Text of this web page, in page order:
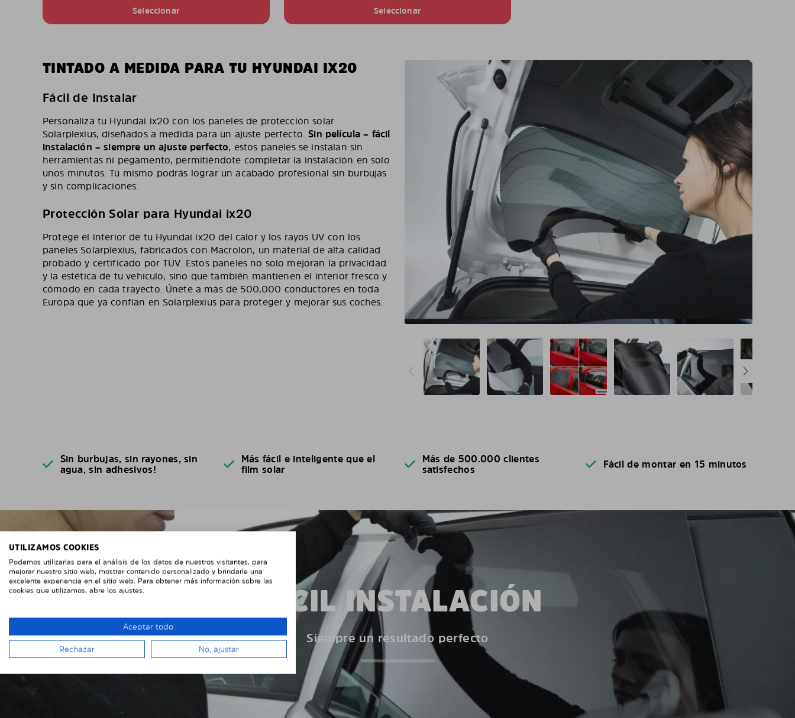
Seleccionar Seleccionar
TINTADO A MEDIDA PARA TU HYUNDAI IX20
Fácil de Instalar
Personaliza tu Hyundai ix20 con los paneles de protección solar
Solarplexius, diseñados a medida para un ajuste perfecto.Sin película – fácil
instalación – siempre un ajuste perfecto, estos paneles se instalan sin
herramientas ni pegamento, permitiéndote completar la instalación en solo
unos minutos. Tú mismo podrás lograr un acabado profesional sin burbujas
y sin complicaciones.
Protección Solar para Hyundai ix20
Protege el interior de tu Hyundai ix20 del calor y los rayos UV con los
paneles Solarplexius, fabricados con Macrolon, un material de alta calidad
probado y certificado por TÜV. Estos paneles no solo mejoran la privacidad
y la estética de tu vehículo, sino que también mantienen el interior fresco y
cómodo en cada trayecto. Únete a más de 500,000 conductores en toda
Europa que ya confían en Solarplexius para proteger y mejorar sus coches.
Sin burbujas, sin rayones, sin
agua, sin adhesivos!
Más fácil e inteligente que el
film solar
Más de 500.000 clientes
satisfechos
Fácil de montar en 15 minutos
FÁCIL INSTALACIÓN
Siempre un resultado perfecto
UTILIZAMOS COOKIES
Podemos utilizarlas para el análisis de los datos de nuestros visitantes, para
mejorar nuestro sitio web, mostrar contenido personalizado y brindarle una
excelente experiencia en el sitio web. Para obtener más información sobre las
cookies que utilizamos, abre los ajustes.
Aceptar todo
Rechazar No, ajustar